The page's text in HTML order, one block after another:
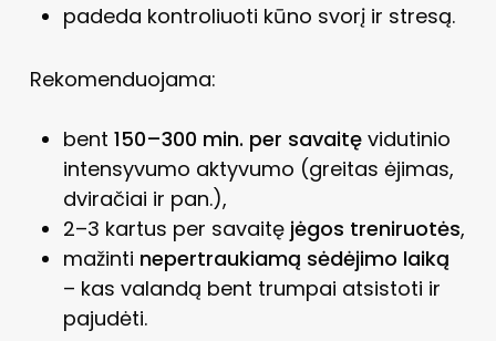
padeda kontroliuoti kūno svorį ir stresą.
Rekomenduojama:
bent 150–300 min. per savaitęvidutinio
intensyvumo aktyvumo (greitas ėjimas,
dviračiai ir pan.),
2–3 kartus per savaitę jėgos treniruotės,
mažinti nepertraukiamą sėdėjimo laiką
– kas valandą bent trumpai atsistoti ir
pajudėti.